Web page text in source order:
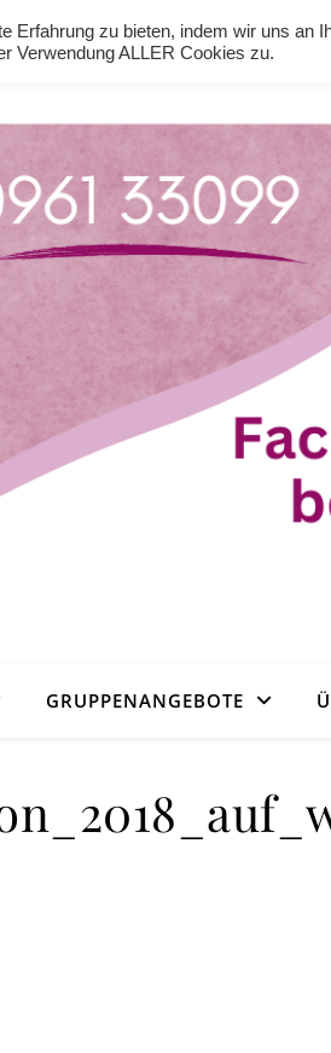
GRUPPENANGEBOTE
zu bieten, indem wir uns an
Verwendung ALLER Cookies zu.